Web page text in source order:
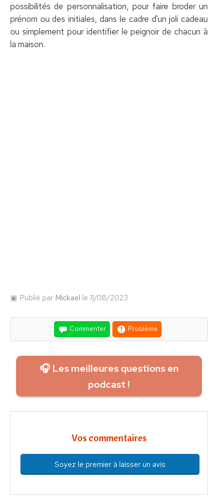
possibilités de personnalisation, pour faire broder un
prénom ou des initiales, dans le cadre d'un joli cadeau
ou simplement pour identifier le peignoir de chacun à
la maison.
Publié par Mickael le 11/08/2023
Commenter Problème
🎧 Les meilleures questions en
podcast !
Vos commentaires
Soyez le premier à laisser un avis